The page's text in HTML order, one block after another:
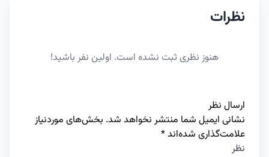
نظرات
هنوز نظری ثبت نشده است. اولین نفر باشید!
ارسال نظر
نشانی ایمیل شما منتشر نخواهد شد. بخش‌های موردنیاز
علامت‌گذاری شده‌اند*
نظر